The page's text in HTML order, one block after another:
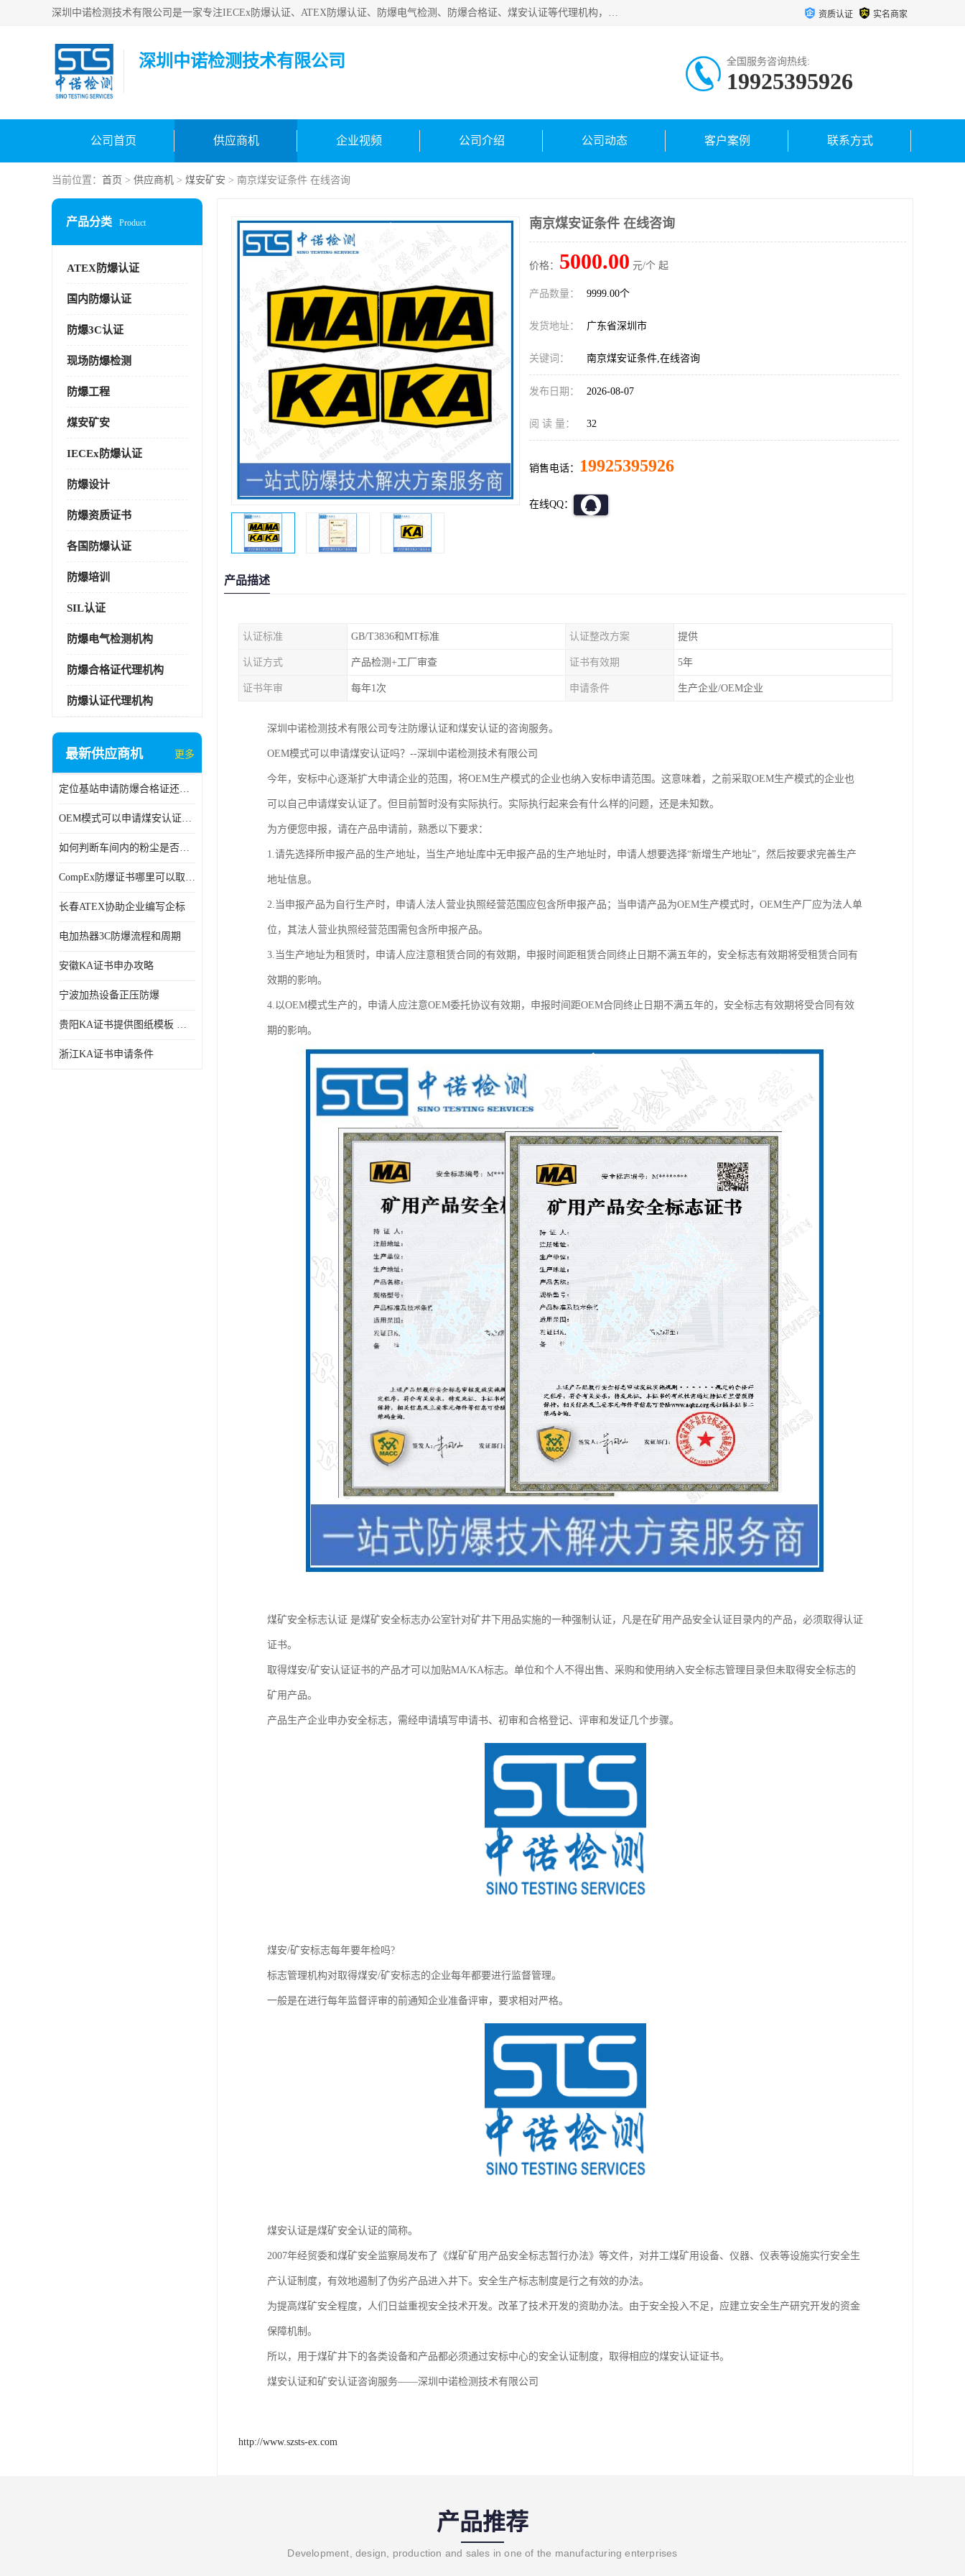
深圳中诺检测技术有限公司是一家专注IECEx防爆认证、ATEX防爆认证、防爆电气检测、防爆合格证、煤安认证等代理机构，可为客户提供从防爆设计、认证、现场检查、工程施工改造、培训等一站式服务。 资质认证 实名商家
深圳中诺检测技术有限公司 全国服务咨询热线:
19925395926
公司首页 供应商机 企业视频 公司介绍 公司动态 客户案例 联系方式
当前位置： 首页 > 供应商机 > 煤安矿安 > 南京煤安证条件 在线咨询
产品分类 Product
ATEX防爆认证
国内防爆认证
防爆3C认证
现场防爆检测
防爆工程
煤安矿安
IECEx防爆认证
防爆设计
防爆资质证书
各国防爆认证
防爆培训
SIL认证
防爆电气检测机构
防爆合格证代理机构
防爆认证代理机构
最新供应商机 更多
定位基站申请防爆合格证还是防爆3C认证呢？
OEM模式可以申请煤安认证吗？
如何判断车间内的粉尘是否为爆炸性粉尘？
CompEx防爆证书哪里可以取得？
长春ATEX协助企业编写企标
电加热器3C防爆流程和周期
安徽KA证书申办攻略
宁波加热设备正压防爆
贵阳KA证书提供图纸模板 深圳中诺检测
浙江KA证书申请条件
南京煤安证条件 在线咨询
价格： 5000.00 元/个 起
产品数量： 9999.00个
发货地址： 广东省深圳市
关键词： 南京煤安证条件,在线咨询
发布日期： 2026-08-07
阅 读 量： 32
销售电话： 19925395926
在线QQ：
产品描述
认证标准 GB/T3836和MT标准 认证整改方案 提供
认证方式 产品检测+工厂审查 证书有效期 5年
证书年审 每年1次 申请条件 生产企业/OEM企业
深圳中诺检测技术有限公司专注防爆认证和煤安认证的咨询服务。
OEM模式可以申请煤安认证吗？--深圳中诺检测技术有限公司
今年，安标中心逐渐扩大申请企业的范围，将OEM生产模式的企业也纳入安标申请范围。这意味着，之前采取OEM生产模式的企业也
可以自己申请煤安认证了。但目前暂时没有实际执行。实际执行起来会有什么样的问题，还是未知数。
为方便您申报，请在产品申请前，熟悉以下要求：
1.请先选择所申报产品的生产地址，当生产地址库中无申报产品的生产地址时，申请人想要选择“新增生产地址”，然后按要求完善生产
地址信息。
2.当申报产品为自行生产时，申请人法人营业执照经营范围应包含所申报产品；当申请产品为OEM生产模式时，OEM生产厂应为法人单
位，其法人营业执照经营范围需包含所申报产品。
3.当生产地址为租赁时，申请人应注意租赁合同的有效期，申报时间距租赁合同终止日期不满五年的，安全标志有效期将受租赁合同有
效期的影响。
4.以OEM模式生产的，申请人应注意OEM委托协议有效期，申报时间距OEM合同终止日期不满五年的，安全标志有效期将受合同有效
期的影响。
煤矿安全标志认证 是煤矿安全标志办公室针对矿井下用品实施的一种强制认证，凡是在矿用产品安全认证目录内的产品，必须取得认证
证书。
取得煤安/矿安认证证书的产品才可以加贴MA/KA标志。单位和个人不得出售、采购和使用纳入安全标志管理目录但未取得安全标志的
矿用产品。
产品生产企业申办安全标志，需经申请填写申请书、初审和合格登记、评审和发证几个步骤。
煤安/矿安标志每年要年检吗?
标志管理机构对取得煤安/矿安标志的企业每年都要进行监督管理。
一般是在进行每年监督评审的前通知企业准备评审，要求相对严格。
煤安认证是煤矿安全认证的简称。
2007年经贸委和煤矿安全监察局发布了《煤矿矿用产品安全标志暂行办法》等文件，对井工煤矿用设备、仪器、仪表等设施实行安全生
产认证制度，有效地遏制了伪劣产品进入井下。安全生产标志制度是行之有效的办法。
为提高煤矿安全程度，人们日益重视安全技术开发。改革了技术开发的资助办法。由于安全投入不足，应建立安全生产研究开发的资金
保障机制。
所以，用于煤矿井下的各类设备和产品都必须通过安标中心的安全认证制度，取得相应的煤安认证证书。
煤安认证和矿安认证咨询服务——深圳中诺检测技术有限公司
http://www.szsts-ex.com
产品推荐
Development, design, production and sales in one of the manufacturing enterprises